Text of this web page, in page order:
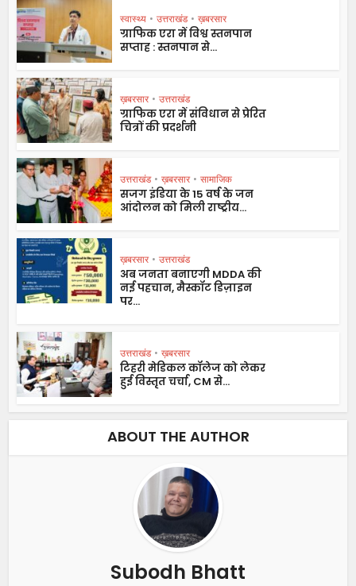
स्वास्थ्य • उत्तराखंड • ख़बरसार
ग्राफिक एरा में विश्व स्तनपान
सप्ताह : स्तनपान से...
ख़बरसार • उत्तराखंड
ग्राफिक एरा में संविधान से प्रेरित
चित्रों की प्रदर्शनी
उत्तराखंड • ख़बरसार • सामाजिक
सजग इंडिया के 15 वर्ष के जन
आंदोलन को मिली राष्ट्रीय...
ख़बरसार • उत्तराखंड
अब जनता बनाएगी MDDA की
नई पहचान, मैस्कॉट डिज़ाइन
पर...
उत्तराखंड • ख़बरसार
टिहरी मेडिकल कॉलेज को लेकर
हुई विस्तृत चर्चा, CM से...
ABOUT THE AUTHOR
Subodh Bhatt